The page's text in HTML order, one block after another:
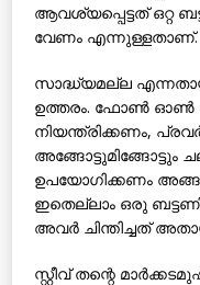
ആവശ്യപ്പെട്ടത്
വേണം എന്നുള്ളതാണ്.
സാദ്ധ്യമല്ല
ഉത്തരം. ഫോണ്‍ ഓണ്‍
നിയന്ത്രിക്കണം,
അങ്ങോട്ടുമിങ്ങോട്ടും
ഉപയോഗിക്കണം
ഇതെല്ലാം ഒരു
അവര്‍ ചിന്തിച്ചത്
സ്റ്റീവ് തന്റെ